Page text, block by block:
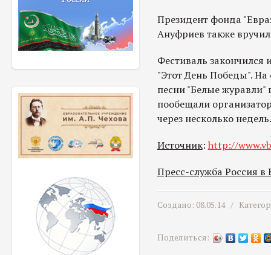
Президент фонда
Ануфриев также
Фестиваль закончился
"Этот День Победы".
песни "Белые
пообещали
через несколько недель.
Источник: http://
Пресс-служба Россия в
Создано: 08.05.14 /
Поделиться: